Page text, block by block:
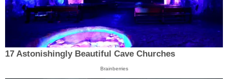
17 Astonishingly Beautiful Cave Churches
Brainberries